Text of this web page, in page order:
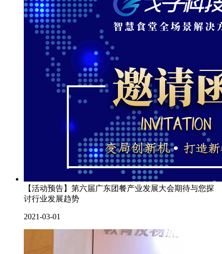
【活动预告】第六届广东团餐产业发展大会期待与您探
讨行业发展趋势
2021-03-01